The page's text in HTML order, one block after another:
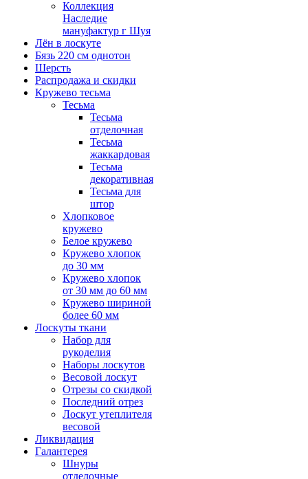
Коллекция
Наследие
мануфактур г Шуя
Лён в лоскуте
Бязь 220 см однотон
Шерсть
Распродажа и скидки
Кружево тесьма
Тесьма
Тесьма
отделочная
Тесьма
жаккардовая
Тесьма
декоративная
Тесьма для
штор
Хлопковое
кружево
Белое кружево
Кружево хлопок
до 30 мм
Кружево хлопок
от 30 мм до 60 мм
Кружево шириной
более 60 мм
Лоскуты ткани
Набор для
рукоделия
Наборы лоскутов
Весовой лоскут
Отрезы со скидкой
Последний отрез
Лоскут утеплителя
весовой
Ликвидация
Галантерея
Шнуры
отделочные